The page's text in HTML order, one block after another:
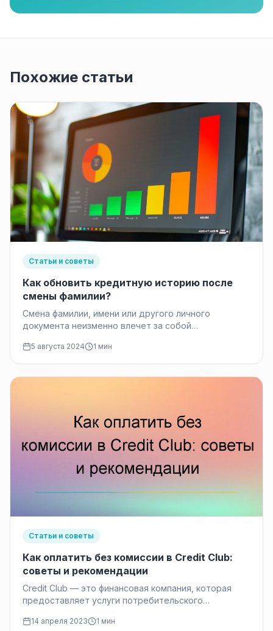
Похожие статьи
Статьи и советы
Как обновить кредитную историю после
смены фамилии?
Смена фамилии, имени или другого личного
документа неизменно влечет за собой
официальных документов. Паспорт, заграничный…
5 августа 2024 1 мин
Статьи и советы
Как оплатить без комиссии в Credit Club:
советы и рекомендации
Credit Club — это финансовая компания, которая
предоставляет услуги потребительского
была…
14 апреля 2023 1 мин